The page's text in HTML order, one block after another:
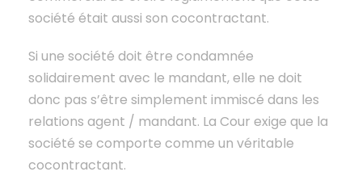
société était aussi son cocontractant.
Si une société doit être condamnée
solidairement avec le mandant, elle ne doit
donc pas s’être simplement immiscé dans les
relations agent / mandant. La Cour exige que la
société se comporte comme un véritable
cocontractant.